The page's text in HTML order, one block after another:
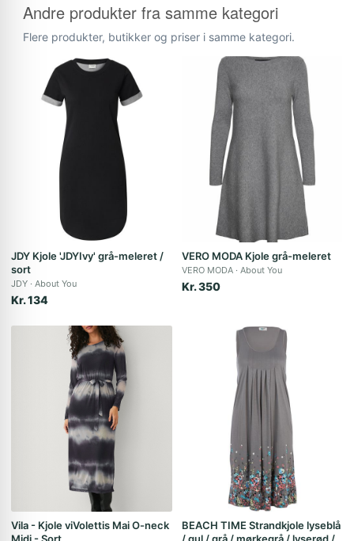
Andre produkter fra samme kategori
Flere produkter, butikker og priser i samme kategori.
JDY Kjole 'JDYIvy' grå-meleret /
sort
JDY About You
Kr. 134
VERO MODA Kjole grå-meleret
VERO MODA About You
Kr. 350
Vila - Kjole viVolettis Mai O-neck
BEACH TIME Strandkjole lyseblå